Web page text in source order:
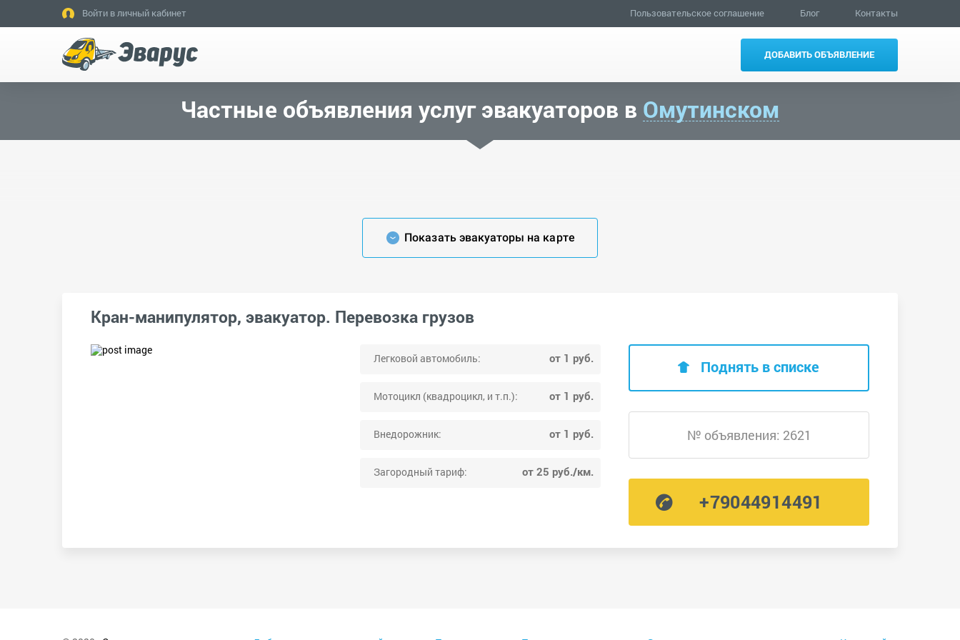
Войти в личный кабинет Пользовательское соглашение Блог Контакты
ДОБАВИТЬ ОБЪЯВЛЕНИЕ
Частные объявления услуг эвакуаторов в Омутинском
Показать эвакуаторы на карте
Кран-манипулятор, эвакуатор. Перевозка грузов
Легковой автомобиль: от 1 руб.
Мотоцикл (квадроцикл, и т.п.): от 1 руб.
Внедорожник: от 1 руб.
Загородный тариф: от 25 руб./км.
Поднять в списке
№ объявления: 2621
+79044914491